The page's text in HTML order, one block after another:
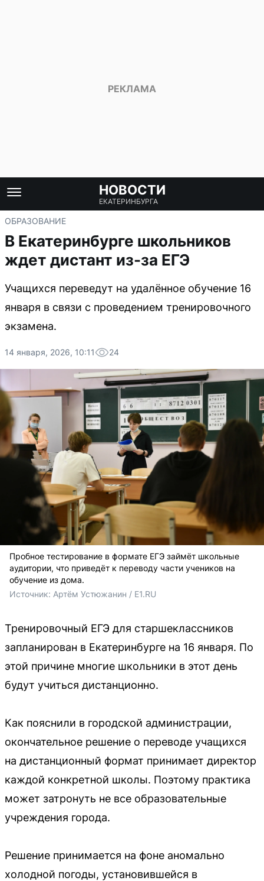
НОВОСТИ
ЕКАТЕРИНБУРГА
ОБРАЗОВАНИЕ
В Екатеринбурге школьников
ждет дистант из-за ЕГЭ
Учащихся переведут на удалённое обучение 16
января в связи с проведением тренировочного
экзамена.
14 января, 2026, 10:11 24
Пробное тестирование в формате ЕГЭ займёт школьные
аудитории, что приведёт к переводу части учеников на
обучение из дома.
Источник: Артём Устюжанин / E1.RU
Тренировочный ЕГЭ для старшеклассников
запланирован в Екатеринбурге на 16 января. По
этой причине многие школьники в этот день
будут учиться дистанционно.
Как пояснили в городской администрации,
окончательное решение о переводе учащихся
на дистанционный формат принимает директор
каждой конкретной школы. Поэтому практика
может затронуть не все образовательные
учреждения города.
Решение принимается на фоне аномально
холодной погоды, установившейся в